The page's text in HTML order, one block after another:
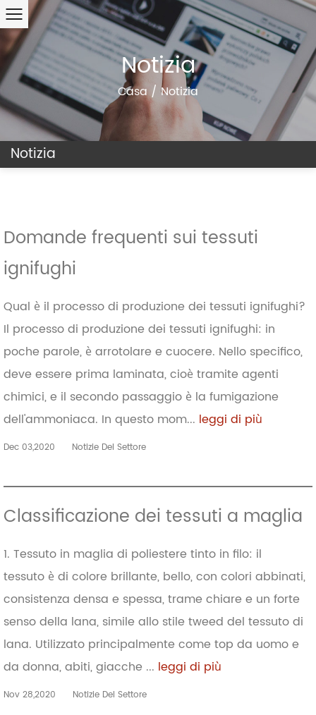
Notizia
Casa/ Notizia
Notizia
Domande frequenti sui tessuti
ignifughi
Qual è il processo di produzione dei tessuti ignifughi?
Il processo di produzione dei tessuti ignifughi: in
poche parole, è arrotolare e cuocere. Nello specifico,
deve essere prima laminata, cioè tramite agenti
chimici, e il secondo passaggio è la fumigazione
dell'ammoniaca. In questo mom... leggi di più
Dec 03,2020 Notizie Del Settore
Classificazione dei tessuti a maglia
1. Tessuto in maglia di poliestere tinto in filo: il
tessuto è di colore brillante, bello, con colori abbinati,
consistenza densa e spessa, trame chiare e un forte
senso della lana, simile allo stile tweed del tessuto di
lana. Utilizzato principalmente come top da uomo e
da donna, abiti, giacche ... leggi di più
Nov 28,2020 Notizie Del Settore